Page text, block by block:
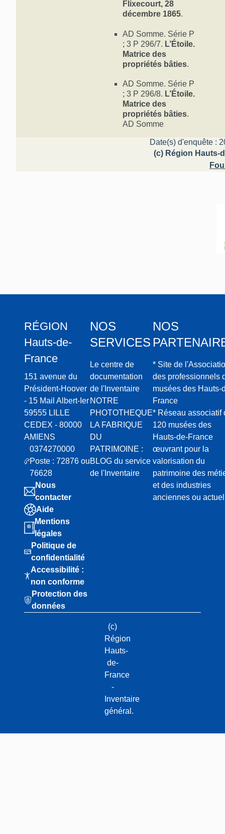
Flixecourt, 28
décembre 1865.
AD Somme. Série P
; 3 P 296/7. L’Étoile.
Matrice des
propriétés bâties.
AD Somme. Série P
; 3 P 296/8. L’Étoile.
Matrice des
propriétés bâties.
AD Somme
Date(s) d'enquête :
(c) Région Hauts-
RÉGION
Hauts-de-
France
151 avenue du
Président-Hoover
- 15 Mail Albert-Ier
59555 LILLE
CEDEX - 80000
AMIENS
0374270000
Poste : 72876 ou
76628
Nous
contacter
Aide
Mentions
légales
Politique de
confidentialité
Accessibilité :
non conforme
Protection des
données
NOS
SERVICES
Le centre de
documentation
de l'Inventaire
NOTRE
PHOTOTHEQUE
LA FABRIQUE
DU
PATRIMOINE :
BLOG du service
de l'Inventaire
NOS
* Site de
des professionnels
musées des Hauts-
France
* Réseau associatif
120 musées des
Hauts-de-France
œuvrant pour la
valorisation du
patrimoine des
et des industries
anciennes ou
(c)
Région
Hauts-
de-
France
-
Inventaire
général.